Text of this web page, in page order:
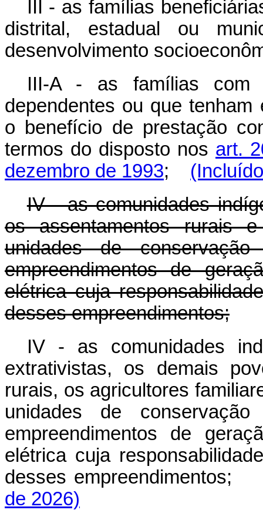
III - as famílias
distrital, estadual ou
desenvolvimento
III-A - as famílias com
dependentes ou que
o benefício de prestação
termos do disposto nos art.
dezembro de 1993;
IV - as comunidades
os assentamentos rurais
unidades de
empreendimentos de
elétrica cuja
desses empreendimentos;
IV - as comunidades
extrativistas, os demais
rurais, os agricultores
unidades de
empreendimentos de
elétrica cuja
desses empreendimentos;
de 2026)